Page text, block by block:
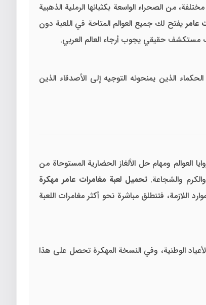
من الصحراء الواسعة بكثبانها الرملية الذهبية
عامر يفتح لك جميع العوالم المتاحة في اللعبة دون
مستكشف حقيقي يجوب أرجاء العالم العربي.
الذين يمنحونه التوجيه إلى الأصدقاء الذين
العوالم ومهام حل الألغاز الحضارية المستوحاة من
والشجاعة.تحميل لعبة مغامرات عامر مهكرة
اللازمة، فتنطلق مباشرة نحو أكثر مغامرات اللعبة
الوطنية، وفي النسخة المهكرة تحصل على هذا